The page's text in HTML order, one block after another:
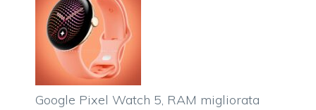
Google Pixel Watch 5, RAM migliorata